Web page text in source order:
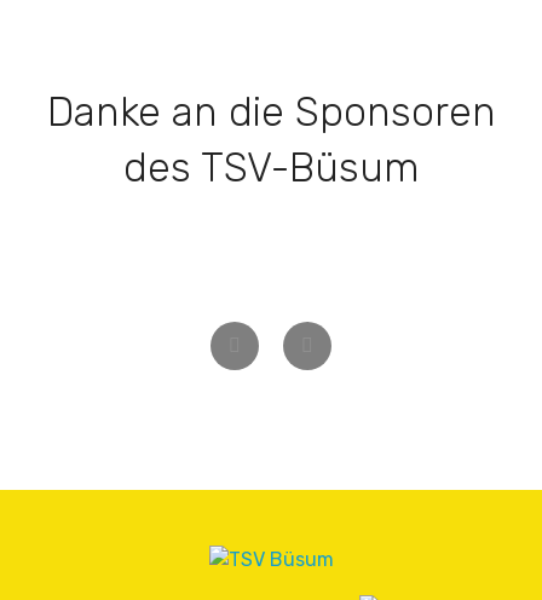
Danke an die Sponsoren
des TSV-Büsum
Zurück Weiter